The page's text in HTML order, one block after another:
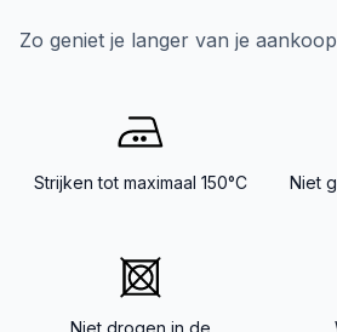
Zo geniet je langer van je
Strijken tot maximaal 150°C
Niet
Niet drogen in de